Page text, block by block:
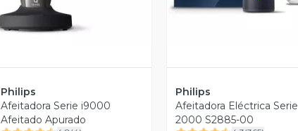
Philips
Afeitadora Serie i9000
Afeitado Apurado
Philips
Afeitadora Eléctrica Serie
2000 S2885-00